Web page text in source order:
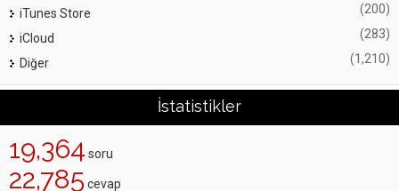
iTunes Store (200)
iCloud (283)
Diğer (1,210)
İstatistikler
19,364 soru
22,785 cevap